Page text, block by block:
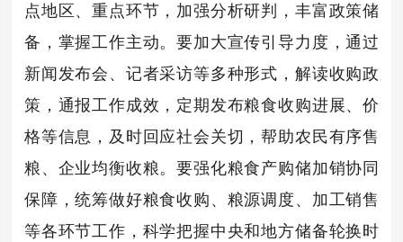
点地区、重点环节，加强分析研判，丰富政策储
备，掌握工作主动。要加大宣传引导力度，通过
新闻发布会、记者采访等多种形式，解读收购政
策，通报工作成效，定期发布粮食收购进展、价
格等信息，及时回应社会关切，帮助农民有序售
粮、企业均衡收粮。要强化粮食产购储加销协同
保障，统筹做好粮食收购、粮源调度、加工销售
等各环节工作，科学把握中央和地方储备轮换时